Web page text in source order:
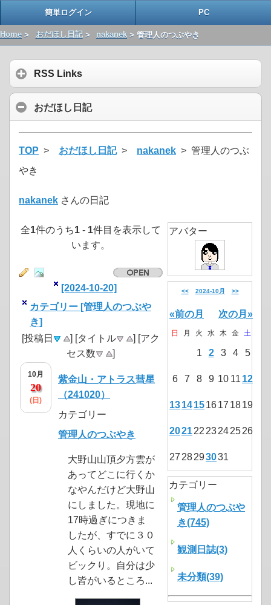
簡単ログイン PC
Home > おだほし日記> nakanek > 管理人のつぶやき
RSS Links
おだほし日記
TOP > おだほし日記> nakanek > 管理人のつぶ
やき
nakanek さんの日記
全1件のうち1 - 1件目を表示して
います。
[2024-10-20]
カテゴリー [管理人のつぶや
き]
[投稿日
] [タイトル
] [アク
セス数
]
10月
20
(日)
紫金山・アトラス彗星
（241020）
カテゴリー
管理人のつぶやき
大野山山頂夕方雲が
あってどこに行くか
なやんだけど大野山
にしました。現地に
17時過ぎにつきま
したが、すでに３０
人くらいの人がいて
ビックり。自分は少
し皆がいるところ...
アバター
<< 2024-10月 >>
«前の月 次の月»
日 月 火 水 木 金 土
1 2 3 4 5
6 7 8 9 10 11 12
1314151617 1819
202122 23242526
27 28293031
カテゴリー
管理人のつぶや
き(745)
観測日誌(3)
未分類(39)